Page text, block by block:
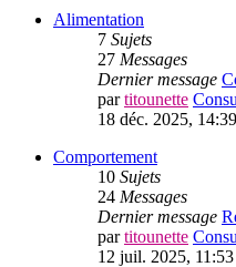
Alimentation
7 Sujets
27 Messages
Dernier message
partitounette
18 déc. 2025, 14:39
Comportement
10 Sujets
24 Messages
Dernier message
partitounette
12 juil. 2025, 11:53